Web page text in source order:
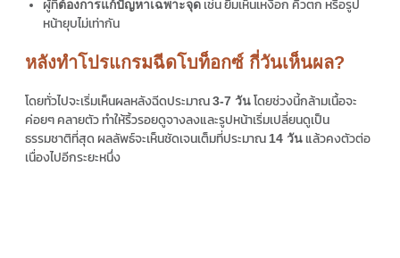
ผู้ที่ต้องการแก้ปัญหาเฉพาะจุด เช่น ยิ้มเห็นเหงือก คิ้วตก หรือรูป
หน้ายุบไม่เท่ากัน
หลังทำโปรแกรมฉีดโบท็อกซ์ กี่วันเห็นผล?
โดยทั่วไปจะเริ่มเห็นผลหลังฉีดประมาณ3-7 วันโดยช่วงนี้กล้ามเนื้อจะ
ค่อยๆ คลายตัว ทำให้ริ้วรอยดูจางลงและรูปหน้าเริ่มเปลี่ยนดูเป็น
ธรรมชาติที่สุด ผลลัพธ์จะเห็นชัดเจนเต็มที่ประมาณ 14 วัน แล้วคงตัวต่อ
เนื่องไปอีกระยะหนึ่ง